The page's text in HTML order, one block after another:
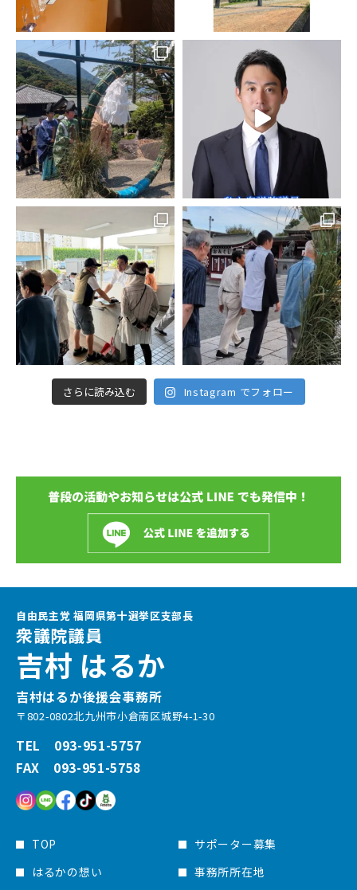
さらに読み込む Instagram でフォロー
自由民主党 福岡県第十選挙区支部長
衆議院議員
吉村 はるか
吉村はるか後援会事務所
〒802-0802北九州市小倉南区城野4-1-30
TEL 093-951-5757
FAX 093-951-5758
TOP
はるかの想い
サポーター募集
事務所所在地